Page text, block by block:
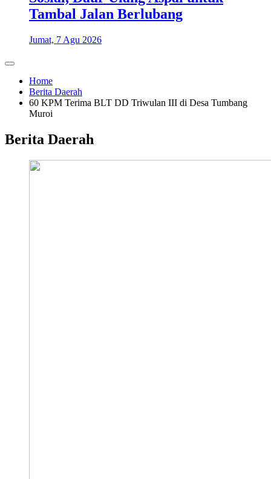
Tambal Jalan Berlubang
Jumat, 7 Agu 2026
Home
Berita Daerah
60 KPM Terima BLT DD Triwulan III di Desa Tumbang
Muroi
Berita Daerah